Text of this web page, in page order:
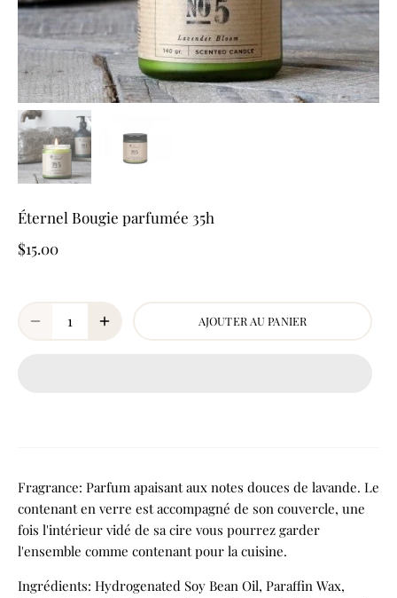
Éternel Bougie parfumée 35h
$15.00
AJOUTER AU PANIER
Fragrance: Parfum apaisant aux notes douces de lavande. Le
contenant en verre est accompagné de son couvercle, une
fois l'intérieur vidé de sa cire vous pourrez garder
l'ensemble comme contenant pour la cuisine.
Ingrédients: Hydrogenated Soy Bean Oil, Paraffin Wax,